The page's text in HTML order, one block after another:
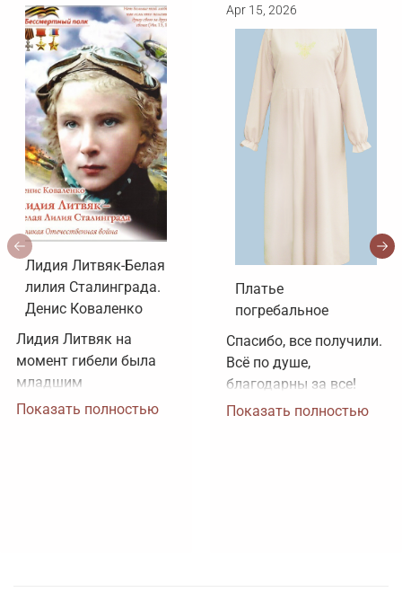
Лидия Литвяк-Белая
лилия Сталинграда.
Денис Коваленко
Лидия Литвяк на
момент гибели была
младшим
лейтенантом.
Показать полностью
Apr 15, 2026
Платье
погребальное
Спасибо, все получили.
Всё по душе,
благодарны за все!
Показать полностью